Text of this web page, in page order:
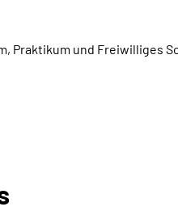
Praktikum und Freiwilliges